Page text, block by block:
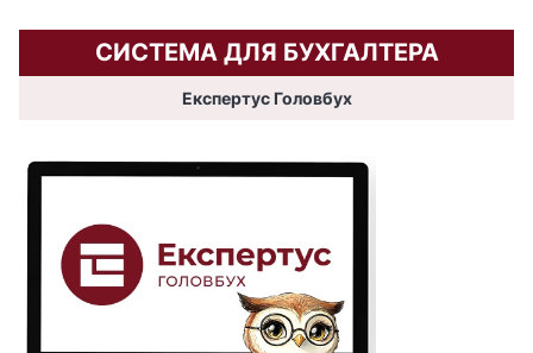
СИСТЕМА ДЛЯ БУХГАЛТЕРА
Експертус Головбух